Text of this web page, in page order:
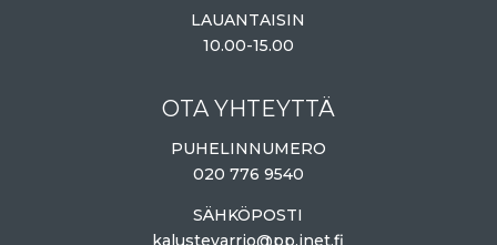
LAUANTAISIN
10.00-15.00
OTA YHTEYTTÄ
PUHELINNUMERO
020 776 9540
SÄHKÖPOSTI
kalustevarrio@pp.inet.fi